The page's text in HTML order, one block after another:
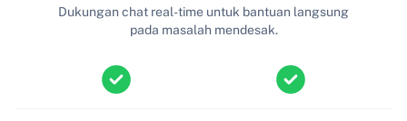
Dukungan chat real-time untuk bantuan langsung
pada masalah mendesak.